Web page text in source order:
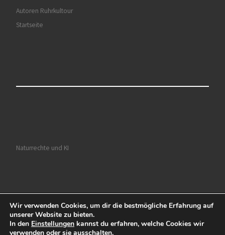
Autoren Ruhrkultour
Startseite
Naturrechte und KI
© 2026Ruhrkultour– Alle Rechte vorbehalten
Präsentiert von WP– Entworfen mit demCustomizr-Theme
Wir verwenden Cookies, um dir die bestmögliche Erfahrung auf
unserer Website zu bieten.
In den Einstellungen kannst du erfahren, welche Cookies wir
verwenden oder sie ausschalten.